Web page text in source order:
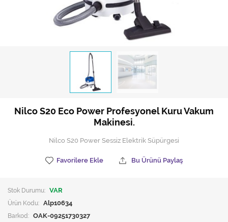
Otel Ekipmanları
Sıfır Atık Çöp Torbaları
Tek-Çift Kovalı Temizlik Arabası
Toptan Temizlik Malzemeleri
Zemin Yıkama Pedleri
Nilco S20 Eco Power Profesyonel Kuru Vakum
Makinesi.
Nilco S20 Power Sessiz Elektrik Süpürgesi
Favorilere Ekle Bu Ürünü Paylaş
Stok Durumu: VAR
Ürün Kodu: Alp10634
Barkod: OAK-09251730327